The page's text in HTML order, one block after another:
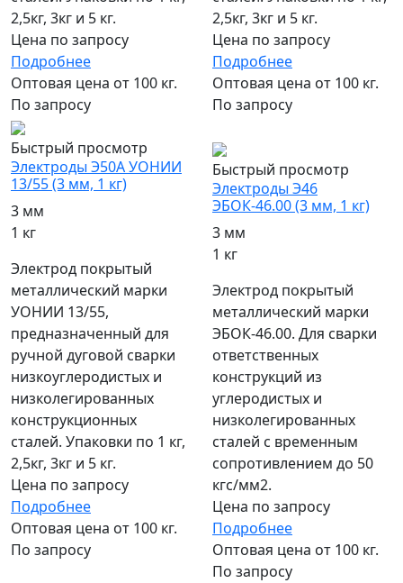
2,5кг, 3кг и 5 кг.
Цена по запросу
Подробнее
Оптовая цена от 100 кг.
По запросу
2,5кг, 3кг и 5 кг.
Цена по запросу
Подробнее
Оптовая цена от 100 кг.
По запросу
Быстрый просмотр
Электроды Э50А УОНИИ
13/55 (3 мм, 1 кг)
3 мм
1 кг
Электрод покрытый
металлический марки
УОНИИ 13/55,
предназначенный для
ручной дуговой сварки
низкоуглеродистых и
низколегированных
конструкционных
сталей. Упаковки по 1 кг,
2,5кг, 3кг и 5 кг.
Цена по запросу
Подробнее
Оптовая цена от 100 кг.
По запросу
Быстрый просмотр
Электроды Э46
ЭБОК-46.00 (3 мм, 1 кг)
3 мм
1 кг
Электрод покрытый
металлический марки
ЭБОК-46.00. Для сварки
ответственных
конструкций из
углеродистых и
низколегированных
сталей с временным
сопротивлением до 50
кгс/мм2.
Цена по запросу
Подробнее
Оптовая цена от 100 кг.
По запросу